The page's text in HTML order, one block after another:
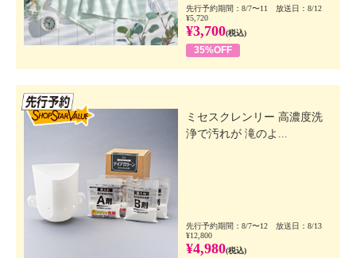
先行予約期間：8/7〜11 放送日：8/12
¥5,720
¥3,700(税込)
35%OFF
ミセスクレンリー 高濃度洗
浄で汚れが 滝のよ...
先行予約期間：8/7〜12 放送日：8/13
¥12,800
¥4,980(税込)